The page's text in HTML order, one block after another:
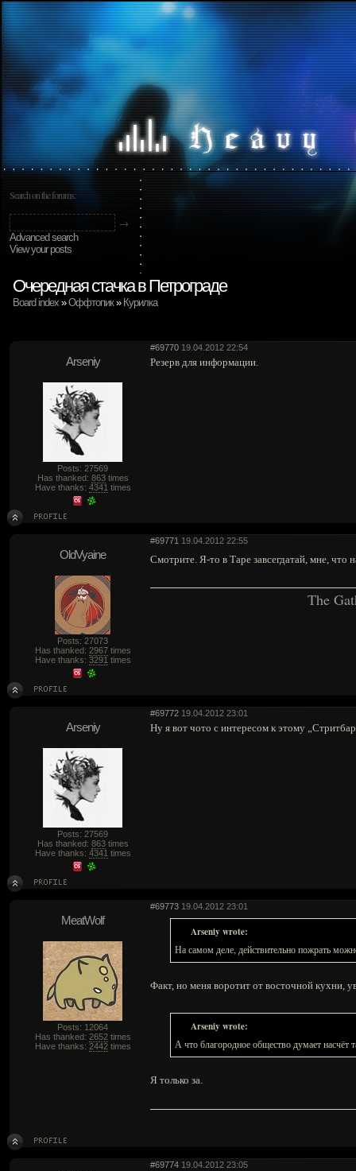
Search on the forums:
Advanced search
View your posts
Очередная стачка в Петрограде
Board index »Оффтопик» Курилка
#69770 19.04.2012 22:54
Arseniy
Posts: 27569
Has thanked: 863times
Have thanks: 4341 times
Резерв для информации.
#69771 19.04.2012 22:55
OldVyaine
Posts: 27073
Has thanked: 2967times
Have thanks: 3291 times
Смотрите. Я-то в Таре завсегдатай, мне, что
The
#69772 19.04.2012 23:01
Arseniy
Posts: 27569
Has thanked: 863times
Have thanks: 4341 times
Ну я вот чото с интересом к этому
#69773 19.04.2012 23:01
MeatWolf
Posts: 12064
Has thanked: 2652times
Have thanks: 2442times
Arseniy wrote:
На самом деле, действительно пожрать
Факт, но меня воротит от восточной кухни,
Arseniy wrote:
А что благородное общество думает насчёт
Я только за.
#69774 19.04.2012 23:05